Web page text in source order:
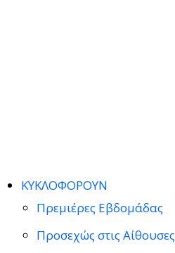
ΚΥΚΛΟΦΟΡΟΥΝ
Πρεμιέρες Εβδομάδας
Προσεχώς στις Αίθουσες